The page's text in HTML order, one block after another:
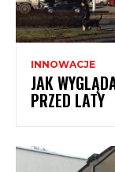
INNOWACJE
JAK
PRZED LATY